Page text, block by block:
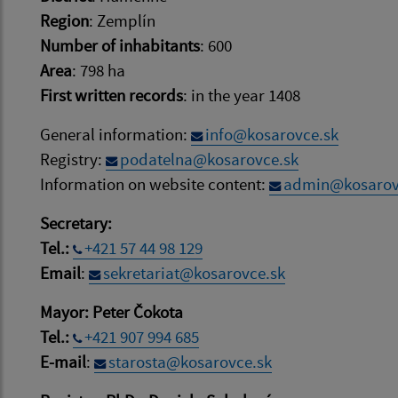
Region: Zemplín
Number of inhabitants: 600
Area: 798 ha
First written records: in the year 1408
General information:
info@kosarovce.sk
Registry:
podatelna@kosarovce.sk
Information on website content:
Secretary:
Tel.:
+421 57 44 98 129
Email:
sekretariat@kosarovce.sk
Mayor: Peter Čokota
Tel.:
+421 907 994 685
E-mail:
starosta@kosarovce.sk